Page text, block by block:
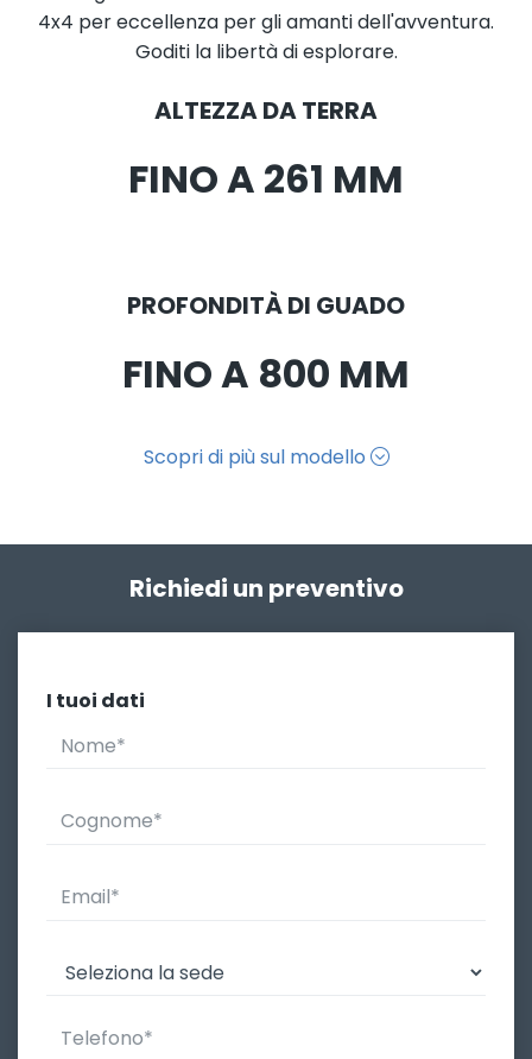
4x4 per eccellenza per gli amanti dell'avventura.
Goditi la libertà di esplorare.
ALTEZZA DA TERRA
FINO A 261 MM
PROFONDITÀ DI GUADO
FINO A 800 MM
Scopri di più sul modello
Richiedi un preventivo
I tuoi dati